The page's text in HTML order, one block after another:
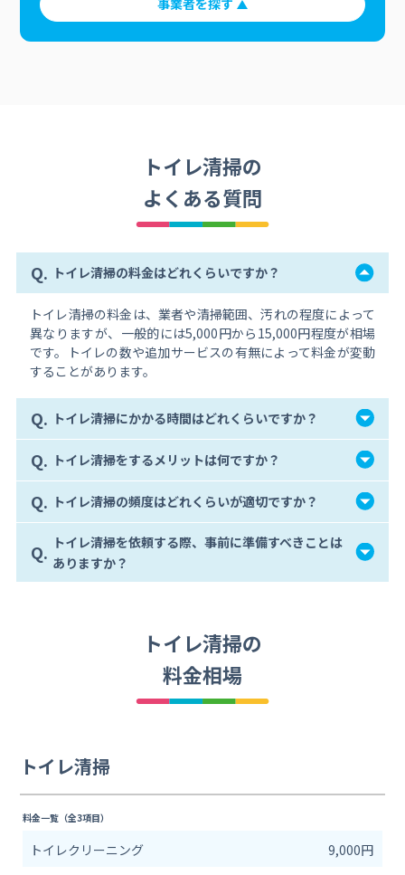
事業者を探す
トイレ清掃の
よくある質問
Q. トイレ清掃の料金はどれくらいですか？
トイレ清掃の料金は、業者や清掃範囲、汚れの程度によって
異なりますが、一般的には5,000円から15,000円程度が相場
です。トイレの数や追加サービスの有無によって料金が変動
することがあります。
Q. トイレ清掃にかかる時間はどれくらいですか？
Q. トイレ清掃をするメリットは何ですか？
Q. トイレ清掃の頻度はどれくらいが適切ですか？
Q. トイレ清掃を依頼する際、事前に準備すべきことは
ありますか？
トイレ清掃の
料金相場
トイレ清掃
料金一覧（全3項目）
トイレクリーニング
9,000円